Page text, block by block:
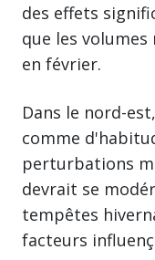
des effets
que les
en février.
Dans le nord-
comme
perturbations
devrait se
tempêtes
facteurs